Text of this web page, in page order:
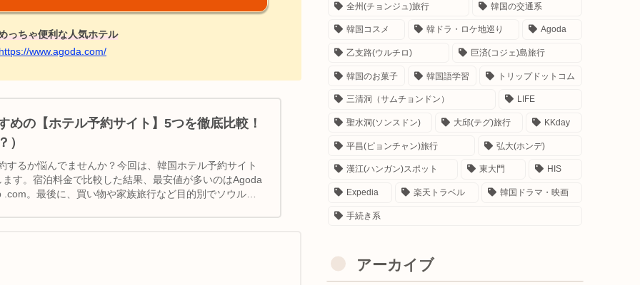
っちゃ便利な人気ホテル
www.agoda.com/
めの【ホテル予約サイト】5つを徹底比較！
）
するか悩んでませんか？今回は、韓国ホテル予約サイト
す。宿泊料金で比較した結果、最安値が多いのはAgoda
。最後に、買い物や家族旅行など目的別でソウルの
全州(チョンジュ)旅行 韓国の交通系
韓国コスメ 韓ドラ・ロケ地巡り Agoda
乙支路(ウルチロ) 巨済(コジェ)島旅行
韓国のお菓子 韓国語学習 トリップドットコム
三清洞（サムチョンドン） LIFE
聖水洞(ソンスドン) 大邱(テグ)旅行 KKday
平昌(ピョンチャン)旅行 弘大(ホンデ)
漢江(ハンガン)スポット 東大門 HIS
Expedia 楽天トラベル 韓国ドラマ・映画
手続き系
アーカイブ